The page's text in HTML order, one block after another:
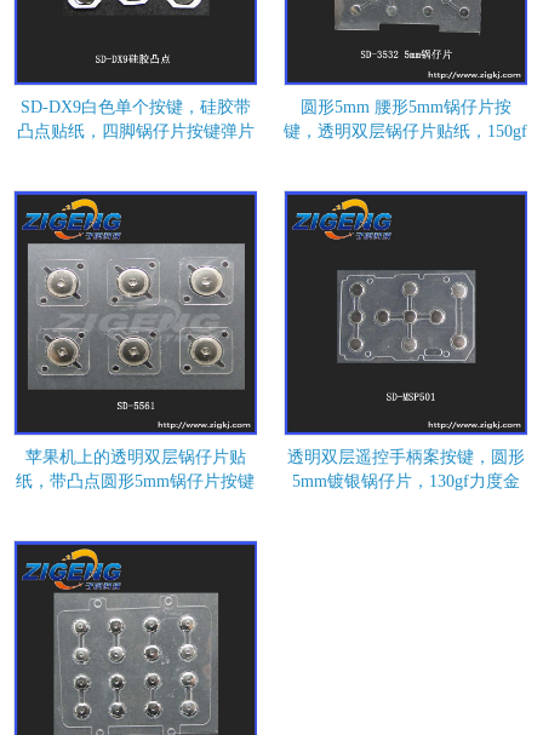
SD-DX9白色单个按键，硅胶带
凸点贴纸，四脚锅仔片按键弹片
圆形5mm 腰形5mm锅仔片按
键，透明双层锅仔片贴纸，150gf
苹果机上的透明双层锅仔片贴
纸，带凸点圆形5mm锅仔片按键
透明双层遥控手柄案按键，圆形
5mm镀银锅仔片，130gf力度金